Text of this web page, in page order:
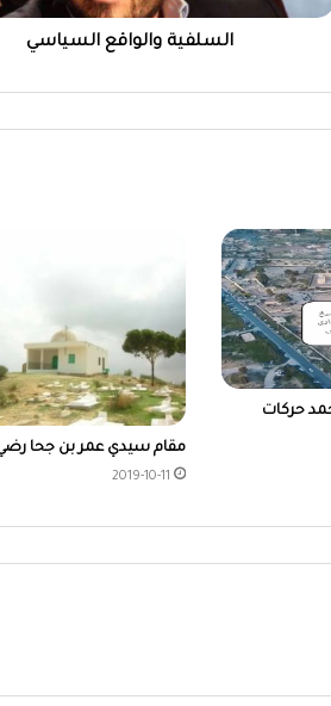
السلفية والواقع السياسي
حركات
مقام سيدي عمر بن جحا رضي
2019-10-11